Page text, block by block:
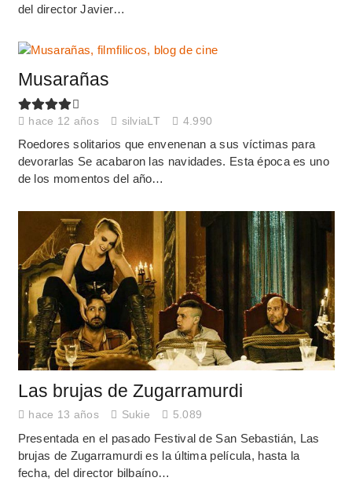
del director Javier…
Musarañas
hace 12 años silviaLT 4.990
Roedores solitarios que envenenan a sus víctimas para
devorarlas Se acabaron las navidades. Esta época es uno
de los momentos del año…
Las brujas de Zugarramurdi
hace 13 años Sukie 5.089
Presentada en el pasado Festival de San Sebastián, Las
brujas de Zugarramurdi es la última película, hasta la
fecha, del director bilbaíno…